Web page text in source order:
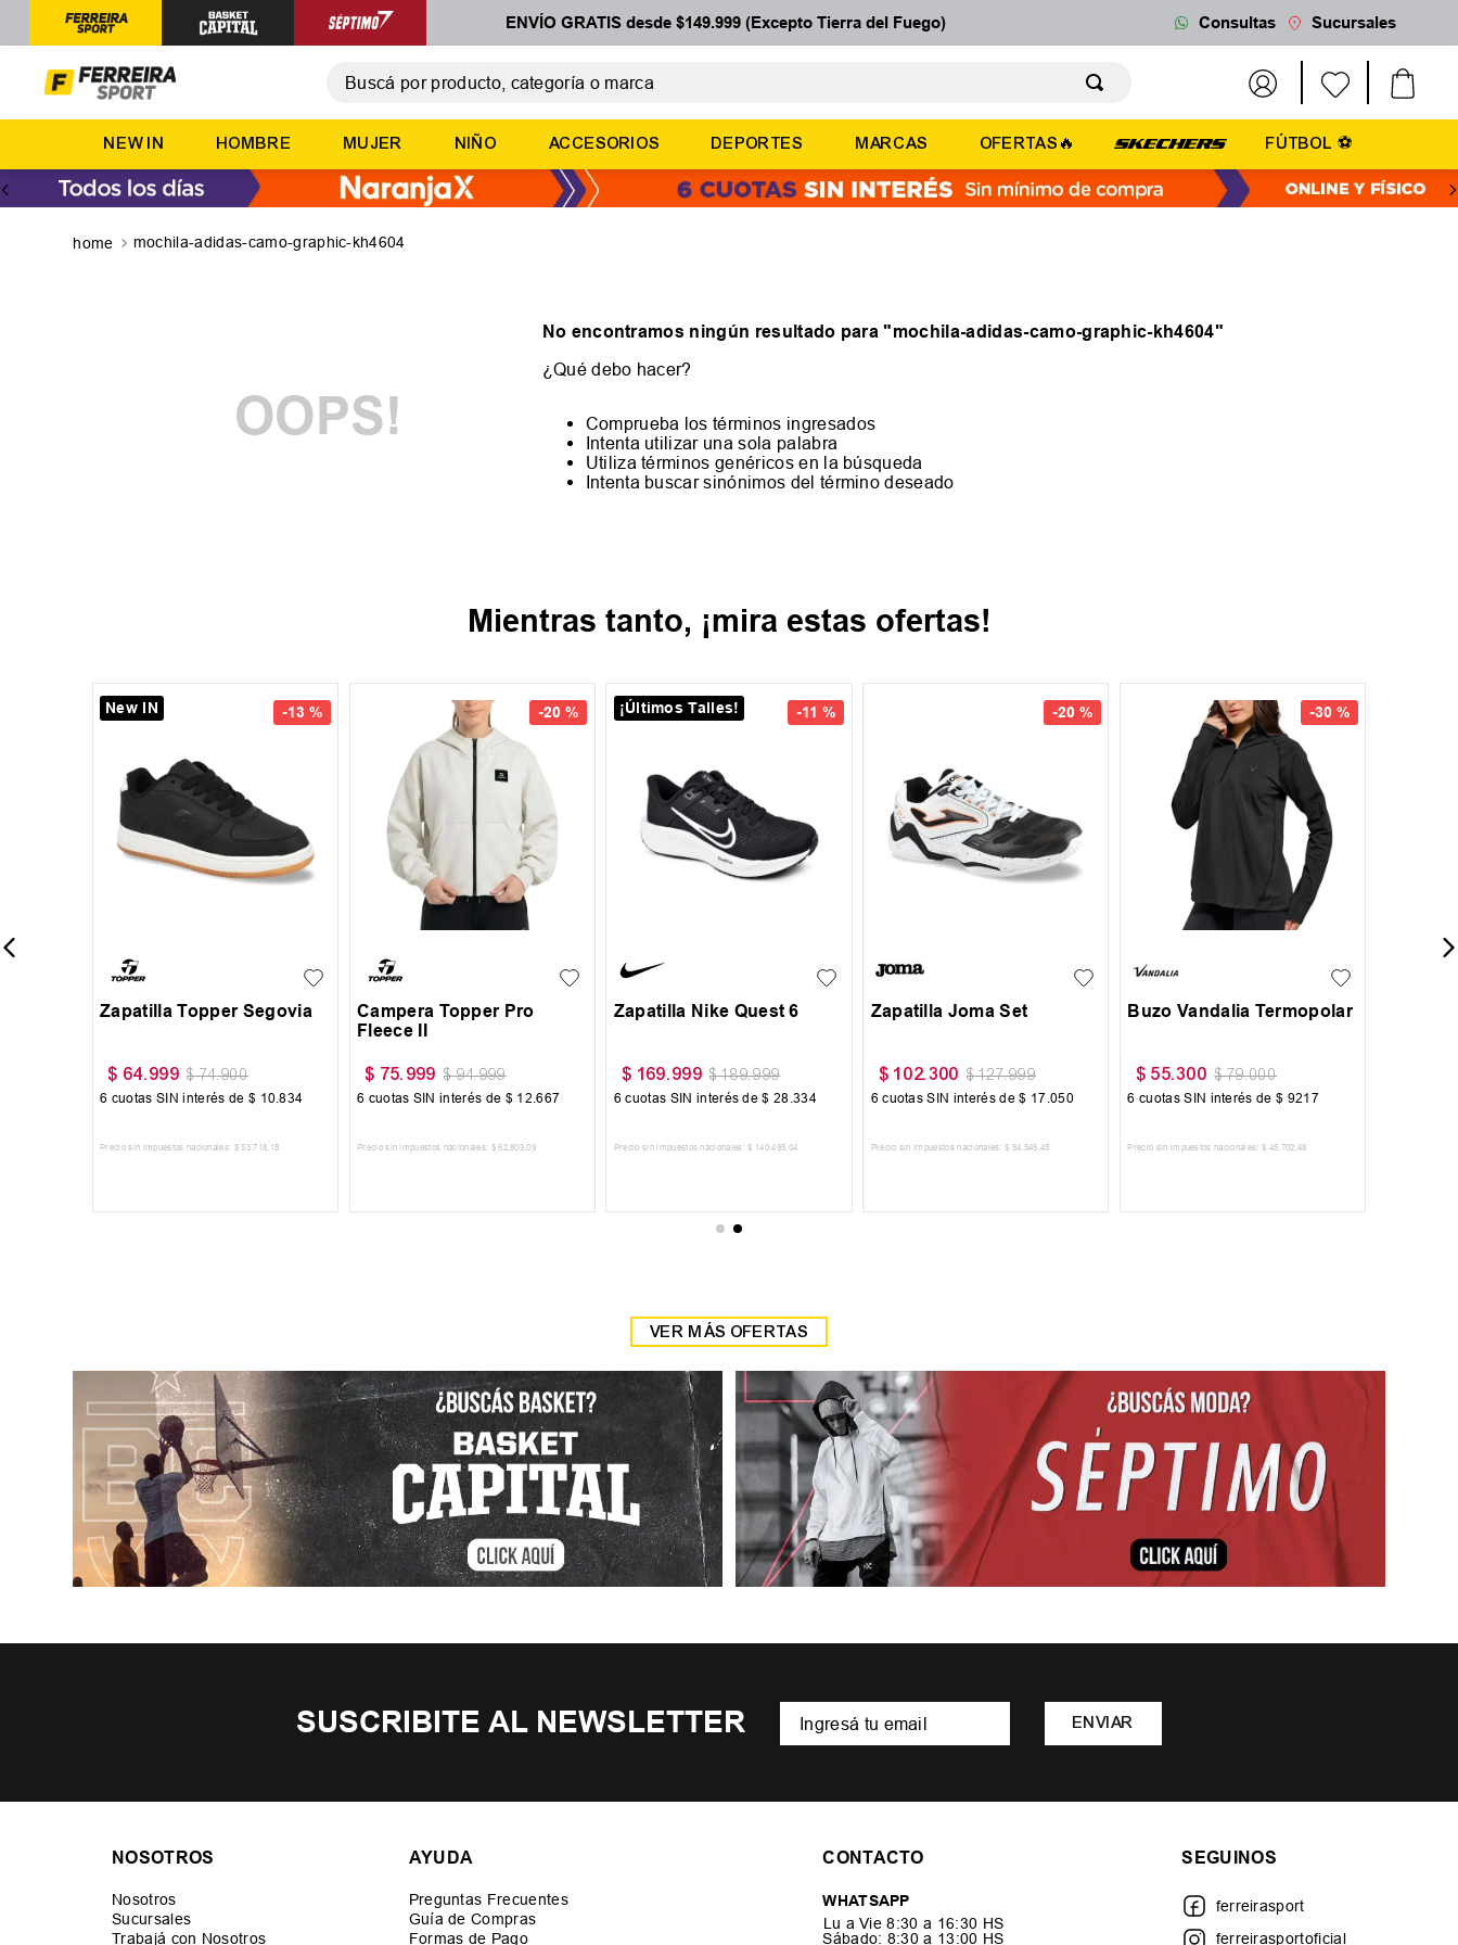
ENVÍO GRATIS desde $149.999 (Excepto Tierra del Fuego) Consultas Sucursales
NEW IN HOMBRE MUJER NIÑO ACCESORIOS DEPORTES MARCAS OFERTAS🔥 FÚTBOL ⚽
mochila-adidas-camo-graphic-kh4604
OOPS!
No encontramos ningún resultado para "mochila-adidas-camo-graphic-kh4604"
¿Qué debo hacer?
Comprueba los términos ingresados
Intenta utilizar una sola palabra
Utiliza términos genéricos en la búsqueda
Intenta buscar sinónimos del término deseado
Mientras tanto, ¡mira estas ofertas!
-13 %
New IN
40
Zapatilla Topper Segovia
$ 64.999 $ 74.900
6 cuotas SIN interés de $ 10.834
Precio sin impuestos nacionales: $ 53 .718 18
-20 %
M
Campera Topper Pro
Fleece II
$ 75. 999 $ 94.999
6 cuotas SIN interés de $ 12.667
Precio sin impuestos nacionales: $ 62.809 ,09
-11 %
¡Últimos Talles!
39.5
Zapatilla Nike Quest 6
$ 169.999 $ 189.999
6 cuotas SIN interés de$ 28.334
Precio sin impuestos nacionales: $ 140.495 04
-20 %
43
Zapatilla Joma Set
$ 102.300 $ 127.999
6 cuotas SIN interés de$ 17.050
Precio sin impuestos nacionales: $ 84 545 ,45
-30 %
M XXL
Buzo Vandalia Termopolar
$ 55.300 $ 79.000
6 cuotas SIN interés de$ 9217
Precio sin impuestos nacionales: $ 45 702 48
VER MÁS OFERTAS
SUSCRIBITE AL NEWSLETTER ENVIAR
NOSOTROS
Nosotros
Sucursales
Trabajá con Nosotros
AYUDA
Preguntas Frecuentes
Guía de Compras
Formas de Pago
CONTACTO
WHATSAPP
Lu a Vie 8:30 a 16:30 HS
Sábado: 8:30 a 13:00 HS
SEGUINOS
ferreirasport
ferreirasportoficial
TÉRMINOS MÁS BUSCADOS
2
zapatillas